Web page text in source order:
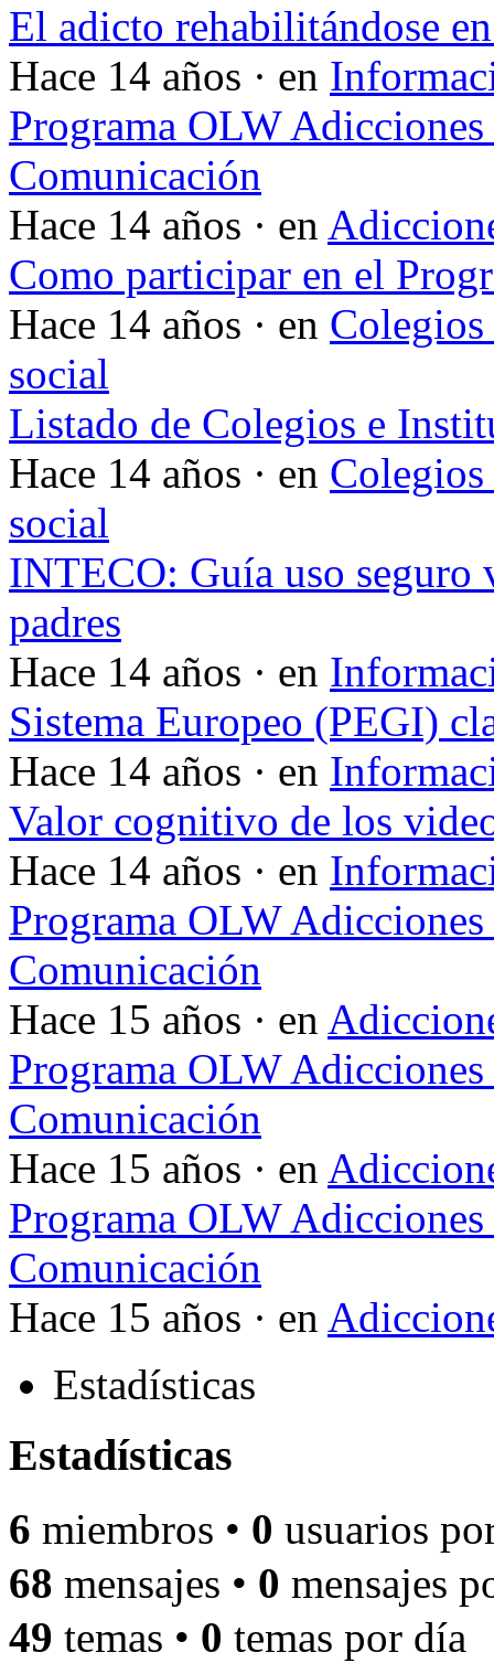
El adicto rehabilitándose
Hace 14 años · en
Programa OLW
Comunicación
Hace 14 años · en
Como participar en el
Hace 14 años · en
social
Listado de Colegios e
Hace 14 años · en
social
INTECO: Guía uso seguro
padres
Hace 14 años · en
Sistema Europeo (PEGI)
Hace 14 años · en
Valor cognitivo de los
Hace 14 años · en
Programa OLW
Comunicación
Hace 15 años · en
Programa OLW
Comunicación
Hace 15 años · en
Programa OLW
Comunicación
Hace 15 años · en
Estadísticas
Estadísticas
6 miembros • 0 usuarios
68 mensajes • 0 mensajes
49 temas • 0 temas por día